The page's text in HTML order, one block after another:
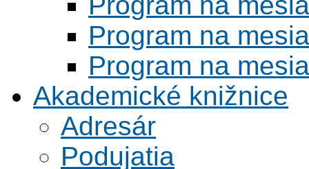
Program na
Program na
Akademické knižnice
Adresár
Podujatia